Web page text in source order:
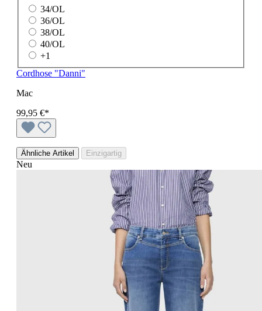
34/OL
36/OL
38/OL
40/OL
+1
Cordhose "Danni"
Mac
99,95 €*
Ähnliche Artikel Einzigartig
Neu